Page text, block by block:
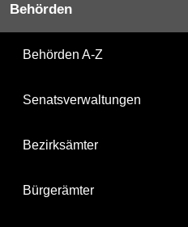
Behörden
Behörden A-Z
Senatsverwaltungen
Bezirksämter
Bürgerämter